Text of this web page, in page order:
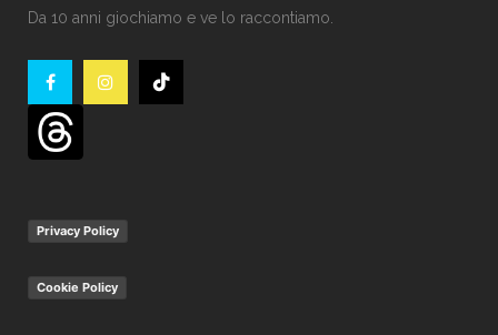
Da 10 anni giochiamo e ve lo raccontiamo.
Privacy Policy
Cookie Policy